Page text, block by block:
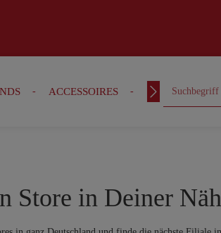
ACCESSOIRES OUTFITS
Store in Deiner